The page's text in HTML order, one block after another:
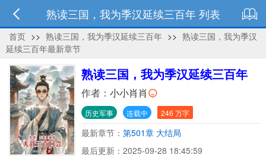
熟读三国，我为季汉延续三百年 列表
首页 >> 熟读三国，我为季汉延续三百年 >> 熟读三国，我为季汉
延续三百年最新章节
熟读三国，我为季汉延续三百年
作者： 小小肖肖
历史军事 连载中 246 万字
最新章节： 第501章 大结局
最后更新：2025-09-28 18:45:59